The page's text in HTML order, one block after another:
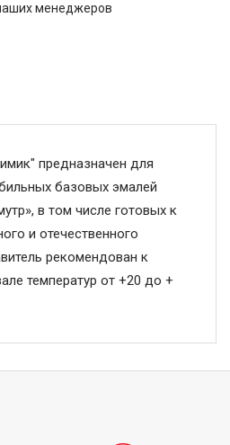
менеджеров
предназначен для
базовых эмалей
в том числе готовых к
и отечественного
рекомендован к
температур от +20 до +